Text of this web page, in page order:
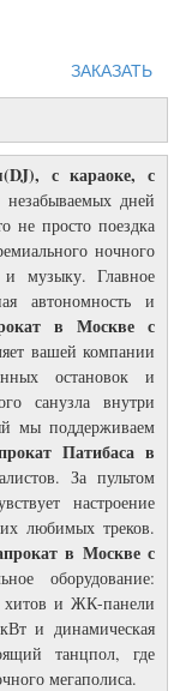
ЗАКАЗАТЬ
с караоке, с
незабываемых дней
не просто поездка
ночного
музыку. Главное
автономность и
в Москве с
вашей компании
остановок и
санузла внутри
мы поддерживаем
Патибаса в
За пультом
настроение
любимых треков.
в Москве с
оборудование:
хитов и ЖК-панели
и динамическая
танцпол, где
мегаполиса.